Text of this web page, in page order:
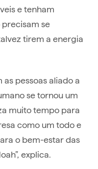
e tenham
precisam se
tirem a energia
pessoas aliado a
se tornou um
muito tempo para
como um todo e
o bem-estar das
explica.